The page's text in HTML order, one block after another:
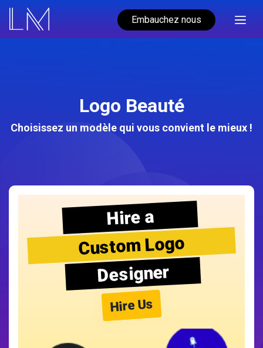
Embauchez nous
Logo Beauté
Choisissez un modèle qui vous convient le mieux !
Hire a
Custom Logo
Designer
Hire Us